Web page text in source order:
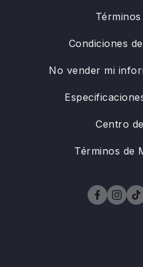
Condiciones
No vender mi
Centro
Términos de